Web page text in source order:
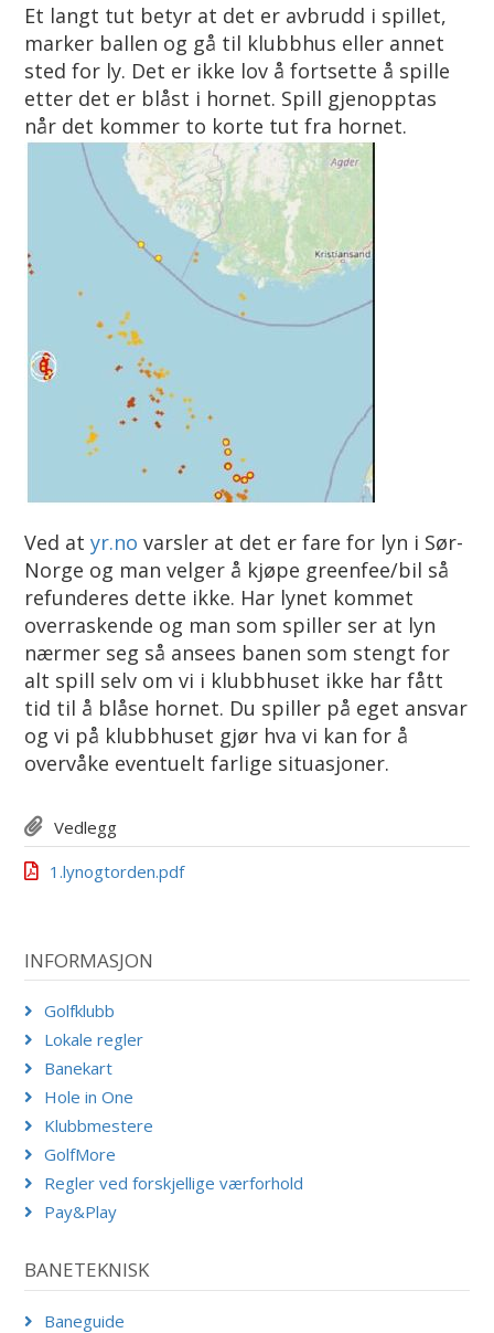
Et langt tut betyr at det er avbrudd i spillet,
marker ballen og gå til klubbhus eller annet
sted for ly. Det er ikke lov å fortsette å spille
etter det er blåst i hornet. Spill gjenopptas
når det kommer to korte tut fra hornet.
Ved atyr.no varsler at det er fare for lyn i Sør-
Norge og man velger å kjøpe greenfee/bil så
refunderes dette ikke. Har lynet kommet
overraskende og man som spiller ser at lyn
nærmer seg så ansees banen som stengt for
alt spill selv om vi i klubbhuset ikke har fått
tid til å blåse hornet. Du spiller på eget ansvar
og vi på klubbhuset gjør hva vi kan for å
overvåke eventuelt farlige situasjoner.
Vedlegg
1.lynogtorden.pdf
INFORMASJON
Golfklubb
Lokale regler
Banekart
Hole in One
Klubbmestere
GolfMore
Regler ved forskjellige værforhold
Pay&Play
BANETEKNISK
Baneguide